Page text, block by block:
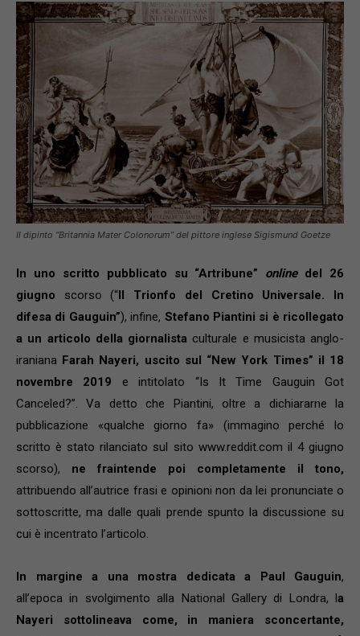
Il dipinto “Britannia Mater Colonorum” del pittore inglese Sigismund Goetze
In uno scritto pubblicato su “Artribune” onlinedel 26
giugno scorso (“Il Trionfo del Cretino Universale. In
difesa di Gauguin”), infine, Stefano Piantini si è ricollegato
a un articolo della giornalista culturale e musicista anglo-
iraniana Farah Nayeri, uscito sul “New York Times” il 18
novembre 2019 e intitolato “Is It Time Gauguin Got
Canceled?”. Va detto che Piantini, oltre a dichiararne la
pubblicazione «qualche giorno fa» (immagino perché lo
scritto è stato rilanciato sul sito www.reddit.com il 4 giugno
scorso), ne fraintende poi completamente il tono,
attribuendo all’autrice frasi e opinioni non da lei pronunciate o
sottoscritte, ma dalle quali prende spunto la discussione su
cui è incentrato l’articolo.
In margine a una mostra dedicata a Paul Gauguin,
all’epoca in svolgimento alla National Gallery di Londra, la
Nayeri sottolineava come, in maniera sconcertante,